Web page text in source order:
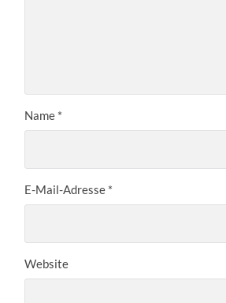
Name *
E-Mail-Adresse *
Website